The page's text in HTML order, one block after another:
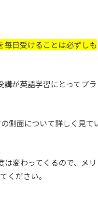
毎日受けることは必ずしも
が英語学習にとってプラ
側面について詳しく見て
変わってくるので、メリ
ください。